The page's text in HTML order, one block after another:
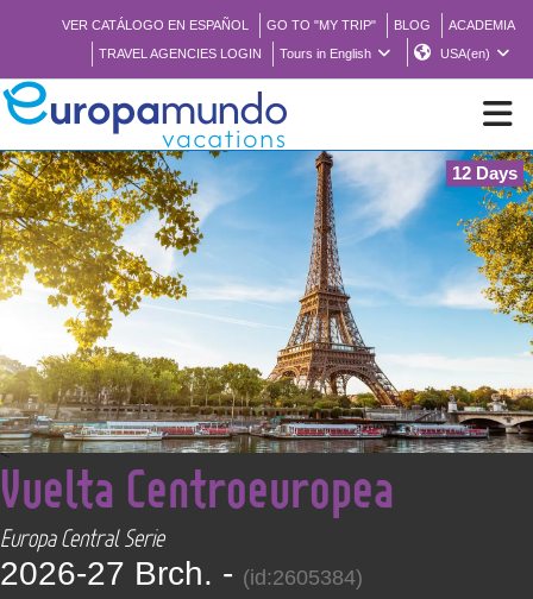
VER CATÁLOGO EN ESPAÑOL GO TO "MY TRIP" BLOG
ACADEMIA
TRAVEL AGENCIES LOGIN
Tours in English USA(en)
BROCHURE PDF
WHERE TO BUY
FEATURED
ABOUT US
12 Days
<
Vuelta Centroeuropea
Europa Central Serie
2026-27 Brch. - (id:2605384)